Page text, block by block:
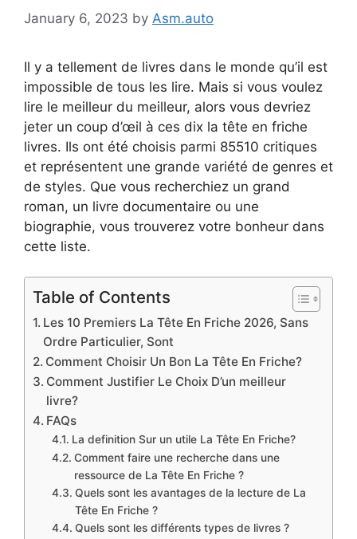
January 6, 2023 by Asm.auto
Il y a tellement de livres dans le monde qu’il est
impossible de tous les lire. Mais si vous voulez
lire le meilleur du meilleur, alors vous devriez
jeter un coup d’œil à ces dix la tête en friche
livres. Ils ont été choisis parmi 85510 critiques
et représentent une grande variété de genres et
de styles. Que vous recherchiez un grand
roman, un livre documentaire ou une
biographie, vous trouverez votre bonheur dans
cette liste.
Table of Contents
Les 10 Premiers La Tête En Friche 2026, Sans
Ordre Particulier, Sont
Comment Choisir Un Bon La Tête En Friche?
Comment Justifier Le Choix D’un meilleur
livre?
FAQs
La definition Sur un utile La Tête En Friche?
Comment faire une recherche dans une
ressource de La Tête En Friche ?
Quels sont les avantages de la lecture de La
Tête En Friche ?
Quels sont les différents types de livres ?